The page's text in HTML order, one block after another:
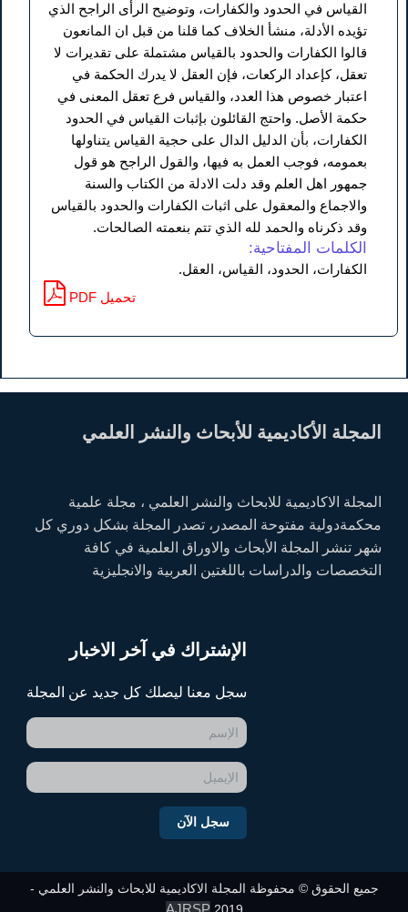
القياس في الحدود والکفارات، وتوضيح الرأی الراجح الذي
تؤيده الأدلة، منشأ الخلاف كما قلنا من قبل ان المانعون
قالوا الکفارات والحدود بالقیاس مشتملة على تقديرات لا
تعقل، كإعداد الركعات، فإن العقل لا يدرك الحكمة في
اعتبار خصوص هذا العدد، والقياس فرع تعقل المعنى في
حكمة الأصل. واحتج القائلون بإثبات القياس في الحدود
الكفارات، بأن الدليل الدال على حجية القياس يتناولها
بعمومه، فوجب العمل به فيها، والقول الراجح هو قول
جمهور اهل العلم وقد دلت الادلة من الكتاب والسنة
والاجماع والمعقول علی اثبات الکفارات والحدود بالقياس
وقد ذكرناه والحمد لله الذي تتم بنعمته الصالحات.
الكلمات المفتاحية:
الكفارات، الحدود، القياس، العقل.
PDF تحميل
المجلة الأكاديمية للأبحاث والنشر العلمي
المجلة الاكاديمية للابحاث والنشر العلمي ، مجلة علمية
محكمةدولية مفتوحة المصدر، تصدر المجلة بشكل دوري كل
شهر تنشر المجلة الأبحاث والاوراق العلمية في كافة
التخصصات والدراسات باللغتين العربية والانجليزية
الإشتراك في آخر الاخبار
سجل معنا ليصلك كل جديد عن المجلة
سجل الآن
جميع الحقوق © محفوظة المجلة الاكاديمية للابحاث والنشر العلمي -
AJRSP